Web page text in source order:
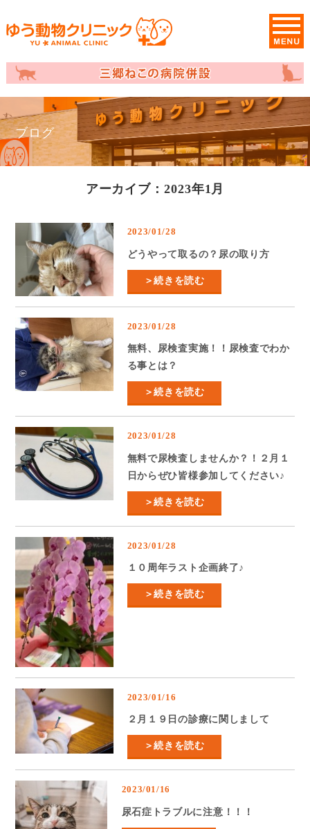
ブログ
アーカイブ：2023年1月
2023/01/28
どうやって取るの？尿の取り方
＞続きを読む
2023/01/28
無料、尿検査実施！！尿検査でわか
る事とは？
＞続きを読む
2023/01/28
無料で尿検査しませんか？！２月１
日からぜひ皆様参加してください♪
＞続きを読む
2023/01/28
１０周年ラスト企画終了♪
＞続きを読む
2023/01/16
２月１９日の診療に関しまして
＞続きを読む
2023/01/16
尿石症トラブルに注意！！！